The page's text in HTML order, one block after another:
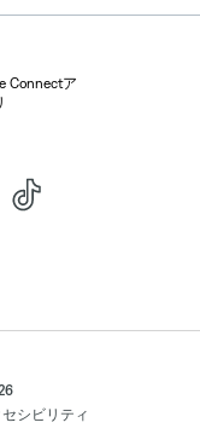
Connectア
シビリティ